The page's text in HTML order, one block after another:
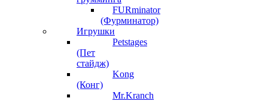
FURminator
(Фурминатор)
Игрушки
Petstages
(Пет
стайдж)
Kong
(Конг)
Mr.Kranch